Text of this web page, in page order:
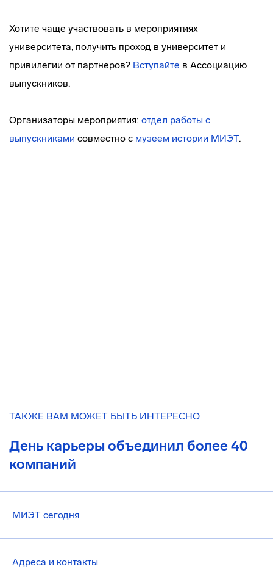
Хотите чаще участвовать в мероприятиях
университета, получить проход в университет и
привилегии от партнеров? Вступайте в Ассоциацию
выпускников.
Организаторы мероприятия: отдел работы с
выпускниками совместно с музеем истории МИЭТ.
ТАКЖЕ ВАМ МОЖЕТ БЫТЬ ИНТЕРЕСНО
День карьеры объединил более 40
компаний
МИЭТ сегодня
Адреса и контакты